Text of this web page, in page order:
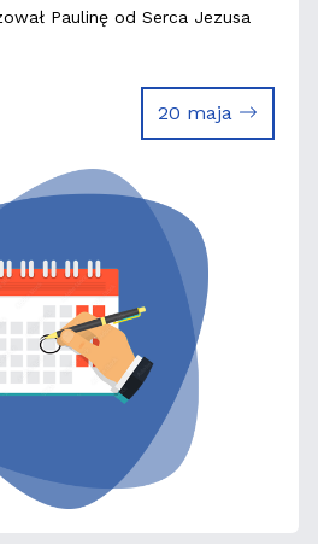
Paulinę od Serca Jezusa
20 maja